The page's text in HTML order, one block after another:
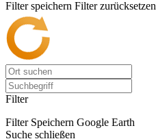
Filter speichern Filter zurücksetzen
Filter
Filter Speichern Google Earth
Suche schließen